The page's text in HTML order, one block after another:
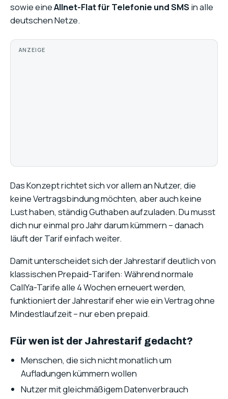
sowie eineAllnet-Flat für Telefonie und SMSin alle
deutschen Netze.
ANZEIGE
Das Konzept richtet sich vor allem an Nutzer, die
keine Vertragsbindung möchten, aber auch keine
Lust haben, ständig Guthaben aufzuladen. Du musst
dich nur einmal pro Jahr darum kümmern – danach
läuft der Tarif einfach weiter.
Damit unterscheidet sich der Jahrestarif deutlich von
klassischen Prepaid-Tarifen: Während normale
CallYa-Tarife alle 4 Wochen erneuert werden,
funktioniert der Jahrestarif eher wie ein Vertrag ohne
Mindestlaufzeit – nur eben prepaid.
Für wen ist der Jahrestarif gedacht?
Menschen, die sich nicht monatlich um
Aufladungen kümmern wollen
Nutzer mit gleichmäßigem Datenverbrauch